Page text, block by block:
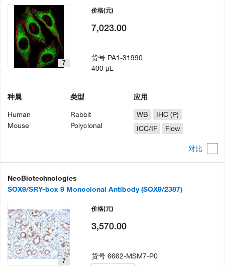
对比
7
种属
Human
Mouse
类型
Rabbit
Polyclonal
应用
WB
IHC (P)
ICC/IF
Flow
价格(元)
7,023.00
货号 PA1-31990
400 µL
NeoBiotechnologies
SOX9/SRY-box 9 Monoclonal Antibody (SOX9/2387)
7
价格(元)
3,570.00
货号6662-MSM7-P0